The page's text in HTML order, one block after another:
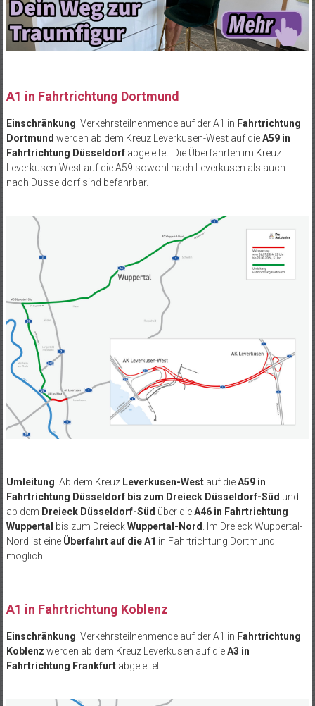
A1 in Fahrtrichtung Dortmund
Einschränkung: Verkehrsteilnehmende auf der A1 in Fahrtrichtung
Dortmund werden ab dem Kreuz Leverkusen-West auf dieA59 in
Fahrtrichtung Düsseldorfabgeleitet. Die Überfahrten im Kreuz
Leverkusen-West auf die A59 sowohl nach Leverkusen als auch
nach Düsseldorf sind befahrbar.
Umleitung: Ab dem Kreuz Leverkusen-Westauf dieA59 in
Fahrtrichtung Düsseldorf bis zum Dreieck Düsseldorf-Süd und
ab dem Dreieck Düsseldorf-Süd über dieA46 in Fahrtrichtung
Wuppertal bis zum DreieckWuppertal-Nord
. Im Dreieck Wuppertal-
Nord ist eine Überfahrt auf die A1 in Fahrtrichtung Dortmund
möglich.
A1 in Fahrtrichtung Koblenz
Einschränkung: Verkehrsteilnehmende auf der A1 in Fahrtrichtung
Koblenz werden ab dem Kreuz Leverkusen auf dieA3 in
Fahrtrichtung Frankfurtabgeleitet.